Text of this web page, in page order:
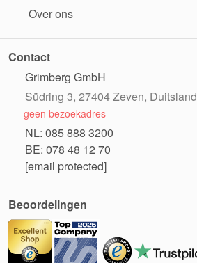
Over ons
Contact
Grimberg GmbH
Südring 3, 27404 Zeven, Duitsland
geen bezoekadres
NL: 085 888 3200
BE: 078 48 12 70
[email protected]
Beoordelingen